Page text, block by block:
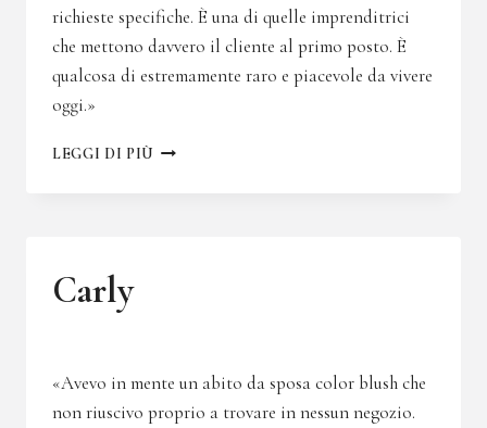
richieste specifiche. È una di quelle imprenditrici
che mettono davvero il cliente al primo posto. È
qualcosa di estremamente raro e piacevole da vivere
oggi.»
LEGGI DI PIÙ KEVIN
Carly
«Avevo in mente un abito da sposa color blush che
non riuscivo proprio a trovare in nessun negozio.